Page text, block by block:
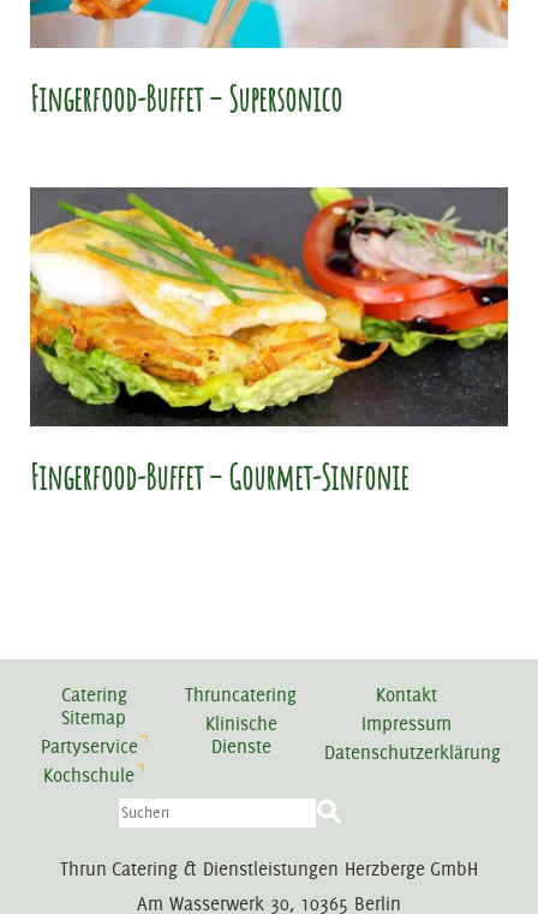
Fingerfood-Buffet – Supersonico
Fingerfood-Buffet – Gourmet-Sinfonie
Catering
Sitemap
Partyservice
Kochschule
Thruncatering
Klinische
Dienste
Kontakt
Impressum
Datenschutzerklärung
Thrun Catering & Dienstleistungen Herzberge GmbH
Am Wasserwerk 30, 10365 Berlin